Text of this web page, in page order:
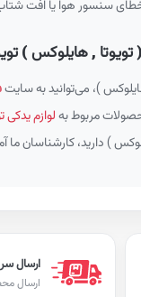
سنسور هوا یا افت
, هایلوکس )
)، می‌توانید به سایت
مربوط به لوازم یدکی
) دارید، کارشناسان ما
ارسال
ارسال